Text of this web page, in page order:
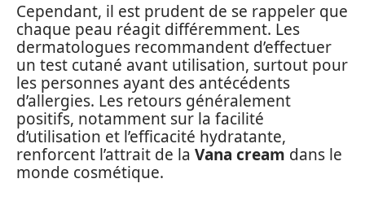
Cependant, il est prudent de se rappeler que
chaque peau réagit différemment. Les
dermatologues recommandent d’effectuer
un test cutané avant utilisation, surtout pour
les personnes ayant des antécédents
d’allergies. Les retours généralement
positifs, notamment sur la facilité
d’utilisation et l’efficacité hydratante,
renforcent l’attrait de la Vana cream dans le
monde cosmétique.